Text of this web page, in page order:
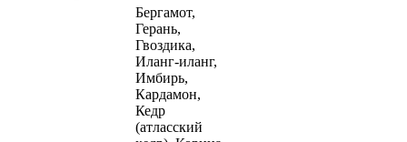
Бергамот,
Герань,
Гвоздика,
Иланг-иланг,
Имбирь,
Кардамон,
Кедр
(атласский